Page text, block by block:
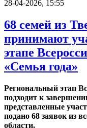
28-04-2026, 15:55
68 семей из
принимают
этапе
«Семья года»
Региональный этап
подходит к
представленные
подано 68 заявок из
области.